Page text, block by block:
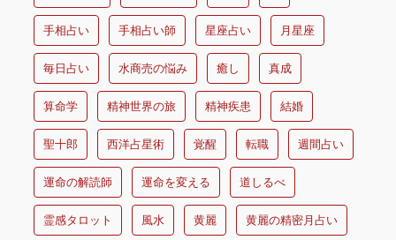
手相占い 手相占い師 星座占い 月星座
毎日占い 水商売の悩み 癒し 真成
算命学 精神世界の旅 精神疾患 結婚
聖十郎 西洋占星術 覚醒 転職 週間占い
運命の解読師 運命を変える 道しるべ
霊感タロット 風水 黄麗 黄麗の精密月占い